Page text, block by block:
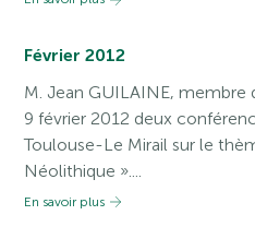
Février 2012
M. Jean GUILAINE, membre
9 février 2012 deux
Toulouse-Le Mirail sur le
Néolithique »....
En savoir plus